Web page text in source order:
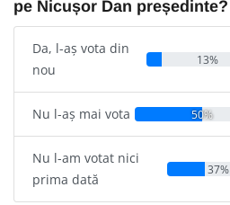
pe Nicușor Dan președinte?
Da, l-aș vota din
nou
13%
Nu l-aș mai vota 50%
Nu l-am votat nici
prima dată
37%